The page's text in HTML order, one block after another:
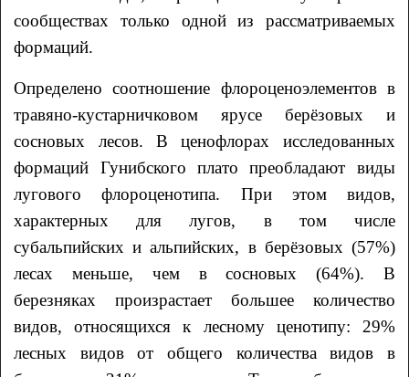
сообществах только одной из рассматриваемых
формаций.
Определено соотношение флороценоэлементов в
травяно-кустарничковом ярусе берёзовых и
сосновых лесов. В ценофлорах исследованных
формаций Гунибского плато преобладают виды
лугового флороценотипа. При этом видов,
характерных для лугов, в том числе
субальпийских и альпийских, в берёзовых (57%)
лесах меньше, чем в сосновых (64%). В
березняках произрастает большее количество
видов, относящихся к лесному ценотипу: 29%
лесных видов от общего количества видов в